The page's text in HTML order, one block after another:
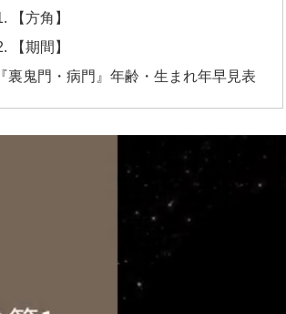
【方角】
【期間】
『裏鬼門・病門』年齢・生まれ年早見表